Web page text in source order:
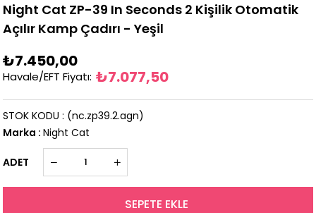
Night Cat ZP-39 In Seconds 2 Kişilik Otomatik
Açılır Kamp Çadırı - Yeşil
₺7.450,00
Havale/EFT Fiyatı: ₺7.077,50
(nc.zp39.2.agn)
STOK KODU
Marka : Night Cat
ADET